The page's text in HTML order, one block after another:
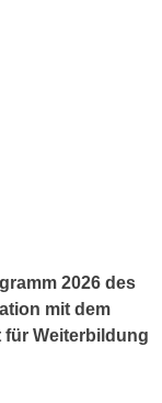
2026 des
mit dem
für Weiterbildung